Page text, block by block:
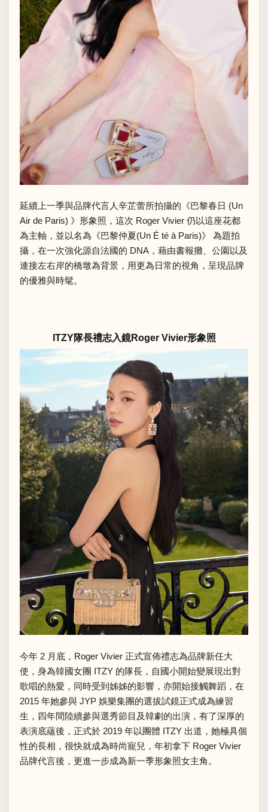
延續上一季與品牌代言人辛芷蕾所拍攝的《巴黎春日 (Un
Air de Paris) 》形象照，這次 Roger Vivier 仍以這座花都
為主軸，並以名為《巴黎仲夏(Un É té à Paris)》 為題拍
攝，在一次強化源自法國的 DNA，藉由書報攤、公園以及
連接左右岸的橋墩為背景，用更為日常的視角，呈現品牌
的優雅與時髦。
ITZY隊長禮志入鏡Roger Vivier形象照
今年 2 月底，Roger Vivier 正式宣佈禮志為品牌新任大
使，身為韓國女團 ITZY 的隊長，自國小開始變展現出對
歌唱的熱愛，同時受到姊姊的影響，亦開始接觸舞蹈，在
2015 年她參與 JYP 娛樂集團的選拔試鏡正式成為練習
生，四年間陸續參與選秀節目及韓劇的出演，有了深厚的
表演底蘊後，正式於 2019 年以團體 ITZY 出道，她極具個
性的長相，很快就成為時尚寵兒，年初拿下 Roger Vivier
品牌代言後，更進一步成為新一季形象照女主角。